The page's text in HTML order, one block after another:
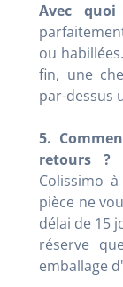
Avec
ou
fin, une
par-dessus
5.
retours ?
Colissimo
pièce ne
délai de 15
réserve
emballage